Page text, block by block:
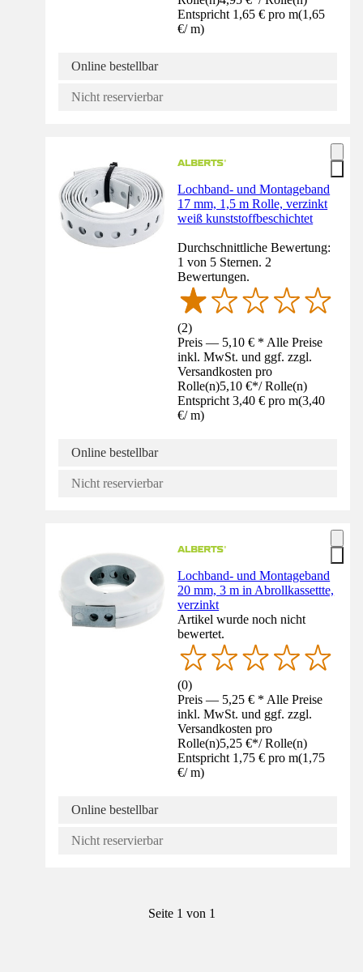
Entspricht 1,65 € pro m(1,65
€/ m)
Online bestellbar
Nicht reservierbar
Lochband- und Montageband
17 mm, 1,5 m Rolle, verzinkt
weiß kunststoffbeschichtet
Durchschnittliche Bewertung:
1 von 5 Sternen. 2
Bewertungen.
(2)
Preis — 5,10 € * Alle Preise
inkl. MwSt. und ggf. zzgl.
Versandkosten pro
Rolle(n)5,10 €*/ Rolle(n)
Entspricht 3,40 € pro m(3,40
€/ m)
Online bestellbar
Nicht reservierbar
Lochband- und Montageband
20 mm, 3 m in Abrollkassettte,
verzinkt
Artikel wurde noch nicht
bewertet.
(0)
Preis — 5,25 € * Alle Preise
inkl. MwSt. und ggf. zzgl.
Versandkosten pro
Rolle(n)5,25 €*/ Rolle(n)
Entspricht 1,75 € pro m(1,75
€/ m)
Online bestellbar
Nicht reservierbar
Seite 1 von 1